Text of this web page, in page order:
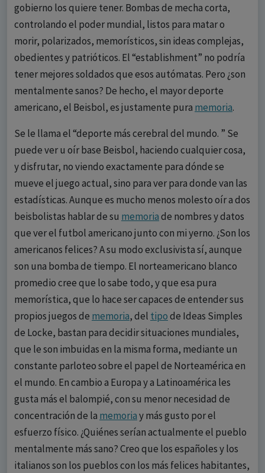
gobierno los quiere tener. Bombas de mecha corta,
controlando el poder mundial, listos para matar o
morir, polarizados, memorísticos, sin ideas complejas,
obedientes y patrióticos. El “establishment” no podría
tener mejores soldados que esos autómatas. Pero ¿son
mentalmente sanos? De hecho, el mayor deporte
americano, el Beisbol, es justamente pura memoria.
Se le llama el “deporte más cerebral del mundo. ” Se
puede ver u oír base Beisbol, haciendo cualquier cosa,
y disfrutar, no viendo exactamente para dónde se
mueve el juego actual, sino para ver para donde van las
estadísticas. Aunque es mucho menos molesto oír a dos
beisbolistas hablar de su memoriade nombres y datos
que ver el futbol americano junto con mi yerno. ¿Son los
americanos felices? A su modo exclusivista sí, aunque
son una bomba de tiempo. El norteamericano blanco
promedio cree que lo sabe todo, y que esa pura
memorística, que lo hace ser capaces de entender sus
propios juegos de memoria, del tipode Ideas Simples
de Locke, bastan para decidir situaciones mundiales,
que le son imbuidas en la misma forma, mediante un
constante parloteo sobre el papel de Norteamérica en
el mundo. En cambio a Europa y a Latinoamérica les
gusta más el balompié, con su menor necesidad de
concentración de la memoriay más gusto por el
esfuerzo físico. ¿Quiénes serían actualmente el pueblo
mentalmente más sano? Creo que los españoles y los
italianos son los pueblos con los más felices habitantes,